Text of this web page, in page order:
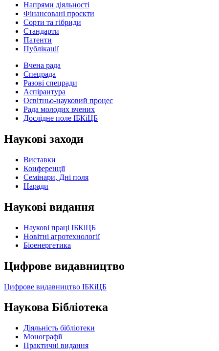
Напрями діяльності
Фінансовані проєкти
Сорти та гібриди
Стандарти
Патенти
Публікації
Вчена рада
Спецрада
Разові спецради
Аспірантура
Освітньо-науковий процес
Рада молодих вчених
Дослідне поле ІБКіЦБ
Наукові заходи
Виставки
Конференції
Семінари, Дні поля
Наради
Наукові видання
Наукові праці ІБКіЦБ
Новітні агротехнології
Бiоенергетика
Цифрове видавництво
Цифрове видавництво ІБКіЦБ
Наукова Бібліотека
Діяльність бібліотеки
Монографії
Практичні видання